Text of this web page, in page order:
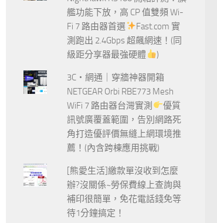
艦功能下放，高 CP 值雙頻 Wi-
Fi 7 路由器首選
Fast.com 實
測跑出 2.4Gbps 超飆網速！(同
級距分享器最強硬體
)
3C‧網通｜穿牆神器開箱
NETGEAR Orbi RBE773 Mesh
WiFi 7 路由器台灣實測
優質
訊號廣覆蓋範圍，告別網路死
角打造優評價無縫上網環境推
薦！(內含跨棟應用挑戰)
[熊愛生活]繳款單沒收到怎麼
辦?沒關係~勞保費線上查詢與
補印很簡單，免花電話錢免等
待1分鐘搞定！